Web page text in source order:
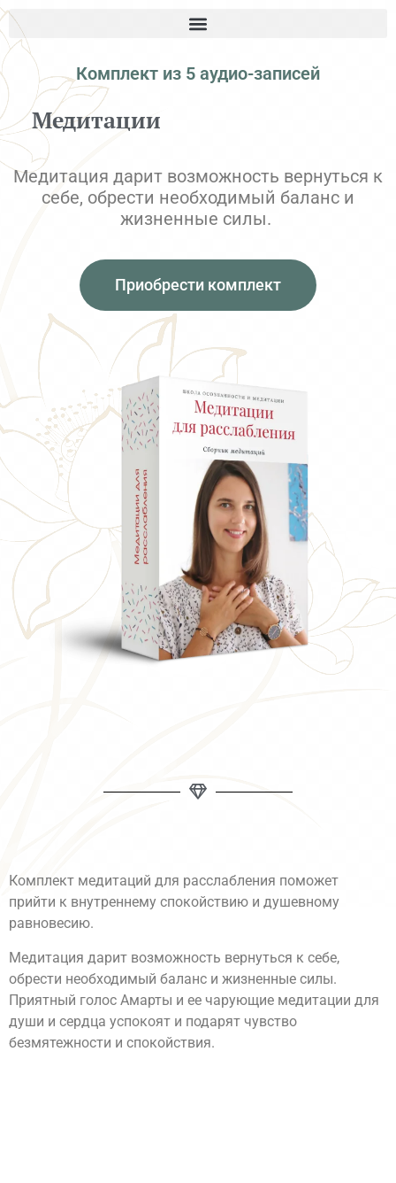
Комплект из 5 аудио-записей
Медитации
Медитация дарит возможность вернуться к
себе, обрести необходимый баланс и
жизненные силы.
Приобрести комплект
Комплект медитаций для расслабления поможет
прийти к внутреннему спокойствию и душевному
равновесию.
Медитация дарит возможность вернуться к себе,
обрести необходимый баланс и жизненные силы.
Приятный голос Амарты и ее чарующие медитации для
души и сердца успокоят и подарят чувство
безмятежности и спокойствия.